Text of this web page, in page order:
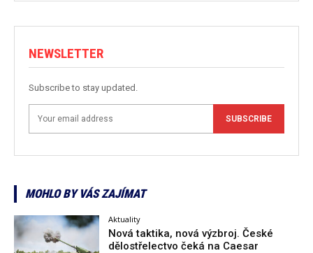
NEWSLETTER
Subscribe to stay updated.
SUBSCRIBE
MOHLO BY VÁS ZAJÍMAT
Aktuality
Nová taktika, nová výzbroj. České
dělostřelectvo čeká na Caesar